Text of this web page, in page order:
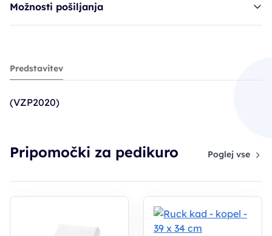
Možnosti pošiljanja
razdelilec prstov SIB silikon - pink
4,50€
Predstavitev
(VZP2020)
Pripomočki za pedikuro Poglej vse